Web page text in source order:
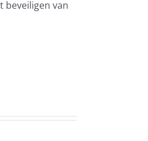
beveiligen van